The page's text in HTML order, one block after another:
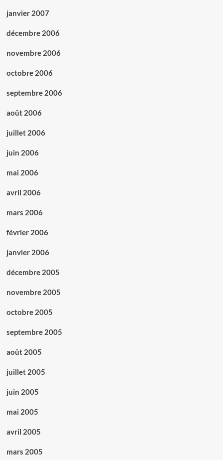
janvier 2007
décembre 2006
novembre 2006
octobre 2006
septembre 2006
août 2006
juillet 2006
juin 2006
mai 2006
avril 2006
mars 2006
février 2006
janvier 2006
décembre 2005
novembre 2005
octobre 2005
septembre 2005
août 2005
juillet 2005
juin 2005
mai 2005
avril 2005
mars 2005